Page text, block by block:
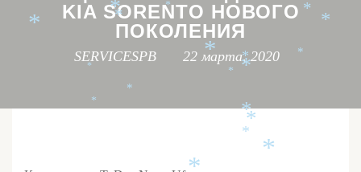
KIA SORENTO НОВОГО
ПОКОЛЕНИЯ
SERVICESPB 22 марта, 2020
*
**
*
*
*
*
*
*
*
*
*
*
*
*
*